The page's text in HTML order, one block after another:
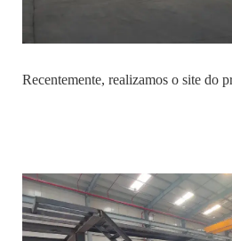
Recentemente, realizamos o site do